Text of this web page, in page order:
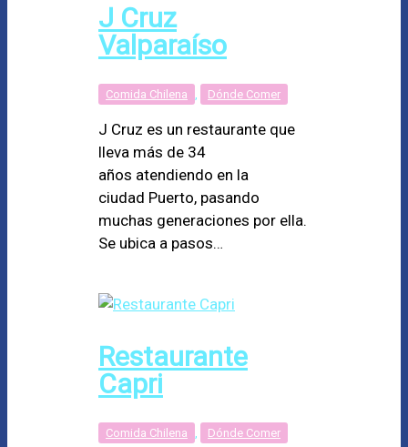
J Cruz
Valparaíso
Comida Chilena Dónde Comer
J Cruz es un restaurante que
lleva más de 34
años atendiendo en la
ciudad Puerto, pasando
muchas generaciones por ella.
Se ubica a pasos…
Restaurante
Capri
Comida Chilena Dónde Comer